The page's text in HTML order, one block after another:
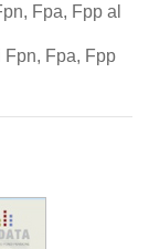
Fpa, Fpp al
Fpn, Fpa, Fpp